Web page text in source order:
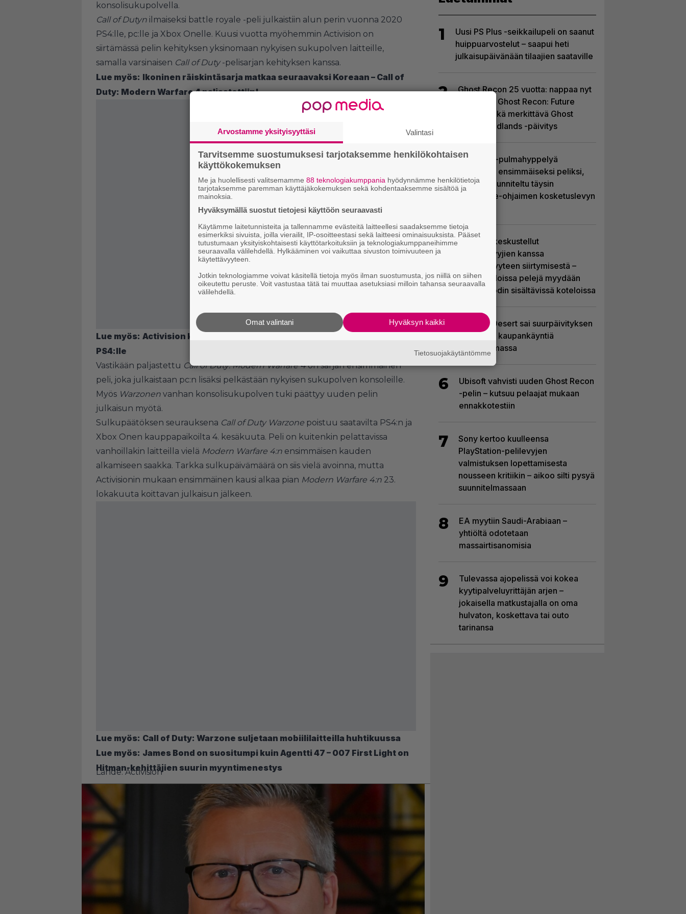
konsolisukupolvella.
Call of Dutyn ilmaiseksi battle royale -peli julkaistiin alun perin vuonna 2020
PS4:lle, pc:lle ja Xbox Onelle. Kuusi vuotta myöhemmin Activision on
siirtämässä pelin kehityksen yksinomaan nykyisen sukupolven laitteille,
samalla varsinaisen Call of Duty -pelisarjan kehityksen kanssa.
Lue myös: Ikoninen räiskintäsarja matkaa seuraavaksi Koreaan – Call of
Duty: Modern Warfare 4 paljastettiin!
Lue myös: Activision katkoi huhuilta siivet: Call of Dutya ei kehitetä
PS4:lle
Vastikään paljastettu Call of Duty: Modern Warfare 4on sarjan ensimmäinen
peli, joka julkaistaan pc:n lisäksi pelkästään nykyisen sukupolven konsoleille.
Myös Warzonen vanhan konsolisukupolven tuki päättyy uuden pelin
julkaisun myötä.
Sulkupäätöksen seurauksena Call of Duty Warzone poistuu saatavilta PS4:n ja
Xbox Onen kauppapaikoilta 4. kesäkuuta. Peli on kuitenkin pelattavissa
vanhoillakin laitteilla vielä Modern Warfare 4:n ensimmäisen kauden
alkamiseen saakka. Tarkka sulkupäivämäärä on siis vielä avoinna, mutta
Activisionin mukaan ensimmäinen kausi alkaa pian Modern Warfare 4:n 23.
lokakuuta koittavan julkaisun jälkeen.
Lue myös: Call of Duty: Warzone suljetaan mobiililaitteilla huhtikuussa
Lue myös: James Bond on suositumpi kuin Agentti 47 – 007 First Light on
Hitman-kehittäjien suurin myyntimenestys
Lähde: Activision
1
Uusi PS Plus -seikkailupeli on saanut
huippuarvostelut – saapui heti
julkaisupäivänään tilaajien saataville
2
Ghost Recon 25 vuotta: nappaa nyt
ilmaiseksi Ghost Recon: Future
Soldier sekä merkittävä Ghost
Recon Wildlands -päivitys
3
Uutta PS5-pulmahyppelyä
kuvaillaan ensimmäiseksi peliksi,
joka on suunniteltu täysin
DualSense-ohjaimen kosketuslevyn
4
Sony on keskustellut
jälleenmyyjien kanssa
levyttömyyteen siirtymisestä –
Yhdysvalloissa pelejä myydään
latauskoodin sisältävissä koteloissa
5
Crimson Desert sai suurpäivityksen
– uudistaa kaupankäyntiä
pelimaailmassa
6
Ubisoft vahvisti uuden Ghost Recon
-pelin – kutsuu pelaajat mukaan
ennakkotestiin
7
Sony kertoo kuulleensa
PlayStation-pelilevyjen
valmistuksen lopettamisesta
nousseen kritiikin – aikoo silti pysyä
suunnitelmassaan
8
EA myytiin Saudi-Arabiaan –
yhtiöltä odotetaan
massairtisanomisia
9
Tulevassa ajopelissä voi kokea
kyytipalveluyrittäjän arjen –
jokaisella matkustajalla on oma
hulvaton, koskettava tai outo
tarinansa
Arvostamme yksityisyyttäsi Valintasi
Tarvitsemme suostumuksesi tarjotaksemme henkilökohtaisen
käyttökokemuksen
Me ja huolellisesti valitsemamme 88 teknologiakumppania hyödynnämme henkilötietoja
tarjotaksemme paremman käyttäjäkokemuksen sekä kohdentaaksemme sisältöä ja
mainoksia.
Hyväksymällä suostut tietojesi käyttöön seuraavasti
Käytämme laitetunnisteita ja tallennamme evästeitä laitteellesi saadaksemme tietoja
esimerkiksi sivuista, joilla vierailit, IP-osoitteestasi sekä laitteesi ominaisuuksista. Pääset
tutustumaan yksityiskohtaisesti käyttötarkoituksiin ja teknologiakumppaneihimme
seuraavalla välilehdellä. Hylkääminen voi vaikuttaa sivuston toimivuuteen ja
käytettävyyteen.
Jotkin teknologiamme voivat käsitellä tietoja myös ilman suostumusta, jos niillä on siihen
oikeutettu peruste. Voit vastustaa tätä tai muuttaa asetuksiasi milloin tahansa seuraavalla
välilehdellä.
Hyväksyn kaikki
Omat valintani
Tietosuojakäytäntömme